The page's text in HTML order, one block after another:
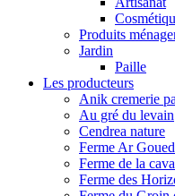
Produits
Jardin
Paille
Les producteurs
Anik cremerie
Au gré du levain
Cendrea nature
Ferme Ar Goued
Ferme de la
Ferme des